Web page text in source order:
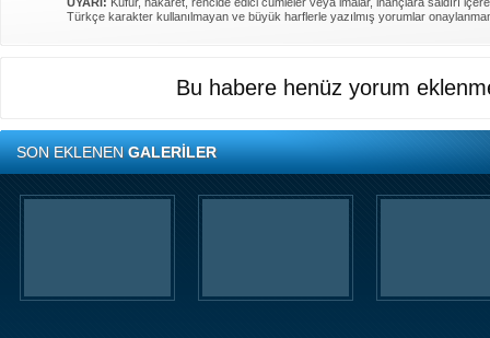
Türkçe karakter kullanılmayan ve büyük harflerle yazılmış yorumlar
Bu habere henüz yorum
SON EKLENENGALERİLER